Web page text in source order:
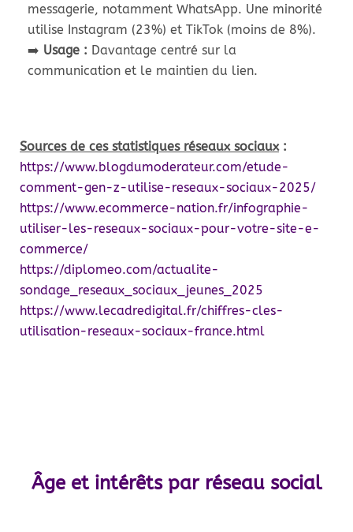
messagerie, notamment WhatsApp. Une minorité
utilise Instagram (23%) et TikTok (moins de 8%).
➡️ Usage : Davantage centré sur la
communication et le maintien du lien.
Sources de ces statistiques réseaux sociaux:
https://www.blogdumoderateur.com/etude-
comment-gen-z-utilise-reseaux-sociaux-2025/
https://www.ecommerce-nation.fr/infographie-
utiliser-les-reseaux-sociaux-pour-votre-site-e-
commerce/
https://diplomeo.com/actualite-
sondage_reseaux_sociaux_jeunes_2025
https://www.lecadredigital.fr/chiffres-cles-
utilisation-reseaux-sociaux-france.html
Âge et intérêts par réseau social